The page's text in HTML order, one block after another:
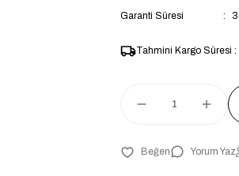
Garanti Süresi
Tahmini Kargo Süresi :
Yorum Yaz